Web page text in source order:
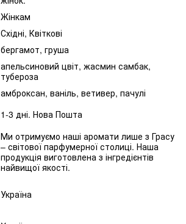
Жінкам
Східні, Квіткові
бергамот, груша
апельсиновий цвіт, жасмин самбак,
тубероза
амброксан, ваніль, ветивер, пачулі
1-3 дні. Нова Пошта
Ми отримуємо наші аромати лише з Грасу
– світової парфумерної столиці. Наша
продукція виготовлена з інгредієнтів
найвищої якості.
Україна